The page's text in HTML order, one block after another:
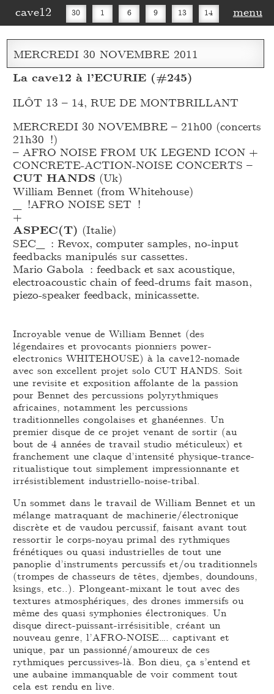
cave12 30 1 6 9 13 14
16 20 27 30
menu
MERCREDI 30 NOVEMBRE 2011
La cave12 à l’ECURIE (#245)
ILÔT 13 – 14, RUE DE MONTBRILLANT
MERCREDI 30 NOVEMBRE – 21h00 (concerts
21h30 !)
– AFRO NOISE FROM UK LEGEND ICON +
CONCRETE-ACTION-NOISE CONCERTS –
CUT HANDS (Uk)
William Bennet (from Whitehouse)
!AFRO NOISE SET !
+
ASPEC(T) (Italie)
SEC_
: Revox, computer samples, no-input
feedbacks manipulés sur cassettes.
Mario Gabola : feedback et sax acoustique,
electroacoustic chain of feed-drums fait mason,
piezo-speaker feedback, minicassette.
Incroyable venue de William Bennet (des
légendaires et provocants pionniers power-
electronics WHITEHOUSE) à la cave12-nomade
avec son excellent projet solo CUT HANDS. Soit
une revisite et exposition affolante de la passion
pour Bennet des percussions polyrythmiques
africaines, notamment les percussions
traditionnelles congolaises et ghanéennes. Un
premier disque de ce projet venant de sortir (au
bout de 4 années de travail studio méticuleux) et
franchement une claque d’intensité physique-trance-
ritualistique tout simplement impressionnante et
irrésistiblement industriello-noise-tribal.
Un sommet dans le travail de William Bennet et un
mélange matraquant de machinerie/électronique
discrète et de vaudou percussif, faisant avant tout
ressortir le corps-noyau primal des rythmiques
frénétiques ou quasi industrielles de tout une
panoplie d’instruments percussifs et/ou traditionnels
(trompes de chasseurs de têtes, djembes, doundouns,
ksings, etc..). Plongeant-mixant le tout avec des
textures atmosphériques, des drones immersifs ou
même des quasi symphonies électroniques. Un
disque direct-puissant-irrésisitible, créant un
nouveau genre, l’AFRO-NOISE…. captivant et
unique, par un passionné/amoureux de ces
rythmiques percussives-là. Bon dieu, ça s’entend et
une aubaine immanquable de voir comment tout
cela est rendu en live.